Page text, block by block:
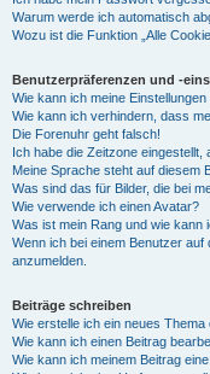
Warum werde ich automatisch
Wozu ist die Funktion „Alle
Benutzerpräferenzen und -
Wie kann ich meine Einstellungen
Wie kann ich verhindern, dass
Die Forenuhr geht falsch!
Ich habe die Zeitzone
Meine Sprache steht auf diesem
Was sind das für Bilder, die bei
Wie verwende ich einen Avatar?
Was ist mein Rang und wie kann
Wenn ich bei einem Benutzer
anzumelden.
Beiträge schreiben
Wie erstelle ich ein neues Thema
Wie kann ich einen Beitrag
Wie kann ich meinem Beitrag